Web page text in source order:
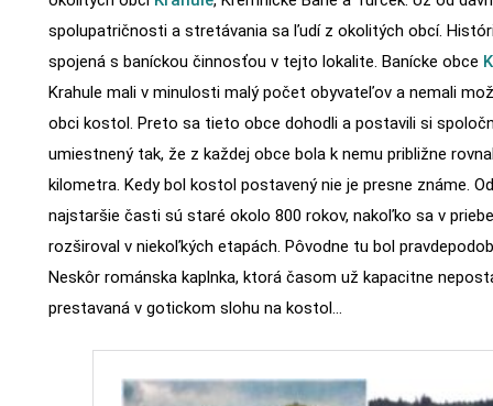
spolupatričnosti a stretávania sa ľudí z okolitých obcí.
spojená s baníckou činnosťou v tejto lokalite. Banícke obce
Krahule mali v minulosti malý počet obyvateľov a nemali
obci kostol. Preto sa tieto obce dohodli a postavili si
umiestnený tak, že z každej obce bola k nemu približne
kilometra. Kedy bol kostol postavený nie je presne známe.
najstaršie časti sú staré okolo 800 rokov, nakoľko sa v
rozširoval v niekoľkých etapách. Pôvodne tu bol
Neskôr románska kaplnka, ktorá časom už kapacitne
prestavaná v gotickom slohu na kostol…